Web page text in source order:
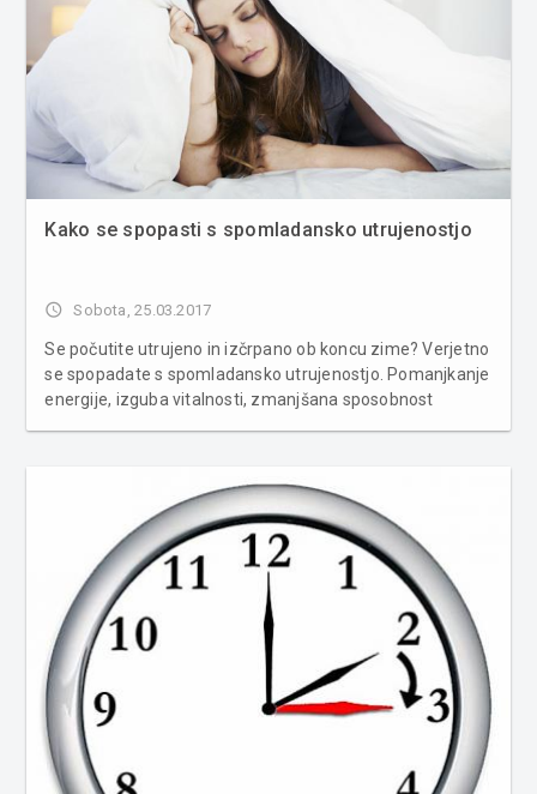
Kako se spopasti s spomladansko utrujenostjo
access_time Sobota, 25.03.2017
Se počutite utrujeno in izčrpano ob koncu zime? Verjetno
se spopadate s spomladansko utrujenostjo. Pomanjkanje
energije, izguba vitalnosti, zmanjšana sposobnost